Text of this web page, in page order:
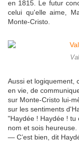
en 1815. Le futur
celui qu'elle aime,
Monte-Cristo.
Aussi et logiquement,
en vie, de
sur Monte-Cristo lui-
sur les sentiments
"Haydée ! Haydée ! tu
nom et sois heureuse.
— C’est bien, dit